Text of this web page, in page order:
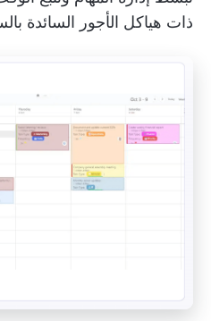
ذات هياكل الأجور السائدة